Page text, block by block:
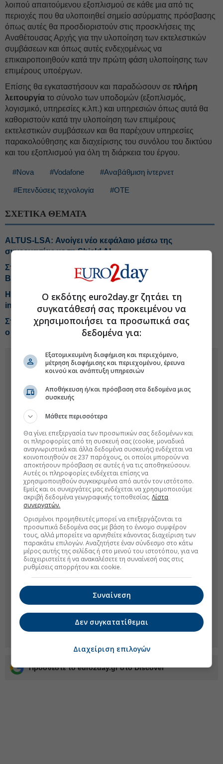
λοιπού απαιτούμενου εξοπλισμού σε κάθε μια από τις
περιοχές που θα υλοποιηθεί σημείο ασύρματης πρόσβασης
όπως αυτές θα προσδιοριστούν στις προσκλήσεις της
Αναθέτουσας Αρχής για την υλοποίηση των εκτελεστικών
συμβάσεων και όπως αυτές ενδεχομένως να
επικαιροποιηθούν κατά την πρώτη φάση υλοποίησης των
επιμέρους υποέργων.
Επίσης θα εγκαταστήσουν και παραδώσουν σε πλήρη
λειτουργία το σύνολο των υποδομών (εξοπλισμός,
λογισμικό, υπηρεσίες κ.λπ.) και υπηρεσιών όπως αυτά θα
καθοριστούν κατά την υλοποίηση των επιμέρους
εκτελεστικών συμβάσεων και θα παρέχουν υπηρεσίες
παρακολούθησης και διαχείρισης του συνόλου του δικτύου
και του εξοπλισμού για όλη τη διάρκεια του έργου.
#Nova #Vodafone #Αναβάθμιση ίντερνετ
#Επενδύσεις τεχνολογία #ΟΤΕ
ΣΧΕΤΙΚΑ ΘΕΜΑΤΑ
ALTUS-LSA: Ανοίγει νέο κεφάλαιο μέσω της
συνεργασίας με τη Shield AI
Στα σκαριά νέο growth fund από την Kos
Biotechnology Partners
Η Ελλάδα στις τελευταίες θέσεις της ΕΕ στις ταχύτητες
internet
Στους δείκτες FTSE4Good για 18η συνεχόμενη χρονιά
ο ΟΤΕ
Προσθέστε το euro2day.gr στο Discover
Ο εκδότης euro2day.gr ζητάει τη
συγκατάθεσή σας προκειμένου να
χρησιμοποιήσει τα προσωπικά σας
δεδομένα για:
Εξατομικευμένη διαφήμιση και περιεχόμενο,
μέτρηση διαφήμισης και περιεχομένου, έρευνα
κοινού και ανάπτυξη υπηρεσιών
Αποθήκευση ή/και πρόσβαση στα δεδομένα μιας
συσκευής
Μάθετε περισσότερα
Θα γίνει επεξεργασία των προσωπικών σας δεδομένων και
οι πληροφορίες από τη συσκευή σας (cookie, μοναδικά
αναγνωριστικά και άλλα δεδομένα συσκευής) ενδέχεται να
κοινοποιηθούν σε 237 παρόχους, οι οποίοι μπορούν να
αποκτήσουν πρόσβαση σε αυτές ή να τις αποθηκεύσουν.
Αυτές οι πληροφορίες ενδέχεται επίσης να
χρησιμοποιηθούν συγκεκριμένα από αυτόν τον ιστότοπο.
Εμείς και οι συνεργάτες μας ενδέχεται να χρησιμοποιούμε
ακριβή δεδομένα γεωγραφικής τοποθεσίας.Λίστα
συνεργατών.
Ορισμένοι προμηθευτές μπορεί να επεξεργάζονται τα
προσωπικά δεδομένα σας με βάση το έννομο συμφέρον
τους, αλλά μπορείτε να αρνηθείτε κάνοντας διαχείριση των
παρακάτω επιλογών. Αναζητήστε έναν σύνδεσμο στο κάτω
μέρος αυτής της σελίδας ή στο μενού του ιστοτόπου, για να
διαχειριστείτε ή να ανακαλέσετε τη συναίνεσή σας στις
ρυθμίσεις απορρήτου και cookie.
Συναίνεση
Δεν συγκατατίθεμαι
Διαχείριση επιλογών